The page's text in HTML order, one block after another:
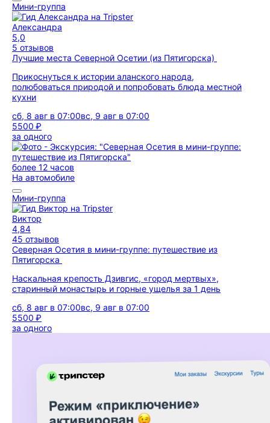
Мини-группа
Александра
5,0
5 отзывов
Лучшие места Северной Осетии (из Пятигорска)
Прикоснуться к истории аланского народа,
полюбоваться природой и попробовать блюда местной
кухни
сб, 8 авг в 07:00вс, 9 авг в 07:00
5500 ₽
за одного
более 12 часов
На автомобиле
Мини-группа
Виктор
4,84
45 отзывов
Северная Осетия в мини-группе: путешествие из
Пятигорска
Наскальная крепость Дзивгис, «город мертвых»,
старинный монастырь и горные ущелья за 1 день
сб, 8 авг в 07:00вс, 9 авг в 07:00
5500 ₽
за одного